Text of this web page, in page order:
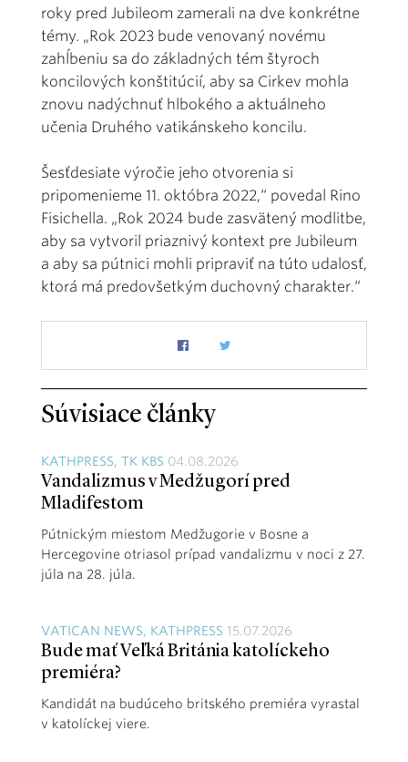
roky pred Jubileom zamerali na dve konkrétne
témy. „Rok 2023 bude venovaný novému
zahĺbeniu sa do základných tém štyroch
koncilových konštitúcií, aby sa Cirkev mohla
znovu nadýchnuť hlbokého a aktuálneho
učenia Druhého vatikánskeho koncilu.
Šesťdesiate výročie jeho otvorenia si
pripomenieme 11. októbra 2022,“ povedal Rino
Fisichella. „Rok 2024 bude zasvätený modlitbe,
aby sa vytvoril priaznivý kontext pre Jubileum
a aby sa pútnici mohli pripraviť na túto udalosť,
ktorá má predovšetkým duchovný charakter.“
Súvisiace články
KATHPRESS, TK KBS 04.08.2026
Vandalizmus v Medžugorí pred
Mladifestom
Pútnickým miestom Medžugorie v Bosne a
Hercegovine otriasol prípad vandalizmu v noci z 27.
júla na 28. júla.
VATICAN NEWS, KATHPRESS 15.07.2026
Bude mať Veľká Británia katolíckeho
premiéra?
Kandidát na budúceho britského premiéra vyrastal
v katolíckej viere.